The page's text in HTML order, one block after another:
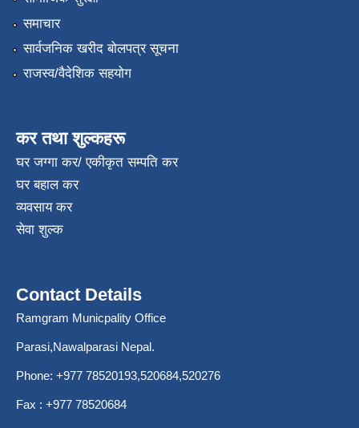
समाचार
सार्वजनिक खरीद बोलपत्र सूचना
राजस्व/वैदेशिक सहयोग
कर तथा शुल्कहरू
घर जग्गा कर/ एकीकृत सम्पति कर
घर बहाल कर
व्यवसाय कर
सेवा शुल्क
Contact Details
Ramgram Municpality Office
Parasi,Nawalparasi Nepal.
Phone: +977 78520193,520684,520276
Fax : +977 78520684